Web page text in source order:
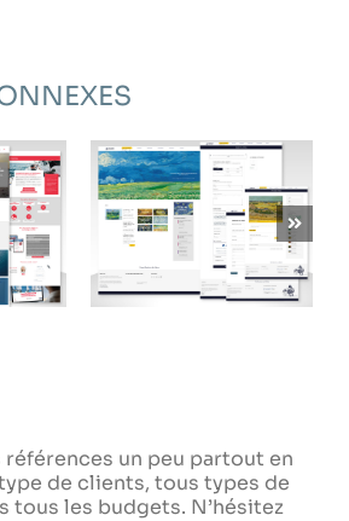
THE VAN GOGH
ACADEMY
références un peu partout en
de clients, tous types de
tous les budgets. N’hésitez